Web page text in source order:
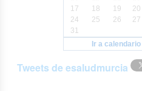
17
18 19 20
24
25 26 27
31
Ir a
Tweets de esaludmurcia